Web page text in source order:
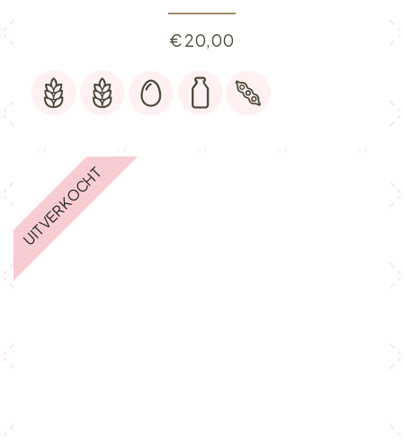
€20,00
UITVERKOCHT